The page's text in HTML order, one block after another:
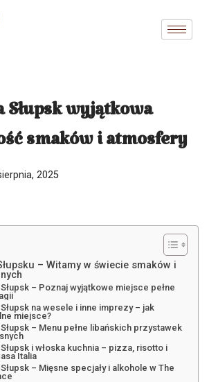
Słupsk wyjątkowa
smaków i atmosfery
2025
– Witamy w świecie smaków i
– Poznaj wyjątkowe miejsce pełne
na wesele i inne imprezy – jak
miejsce?
– Menu pełne libańskich przystawek
i włoska kuchnia – pizza, risotto i
Italia
– Mięsne specjały i alkohole w The